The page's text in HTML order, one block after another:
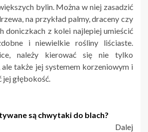
bylin. Można w niej zasadzić
na przykład palmy, draceny czy
doniczkach z kolei najlepiej umieścić
i niewielkie rośliny liściaste.
należy kierować się nie tylko
także jej systemem korzeniowym i
jej głębokość.
są chwytaki do blach?
Dalej